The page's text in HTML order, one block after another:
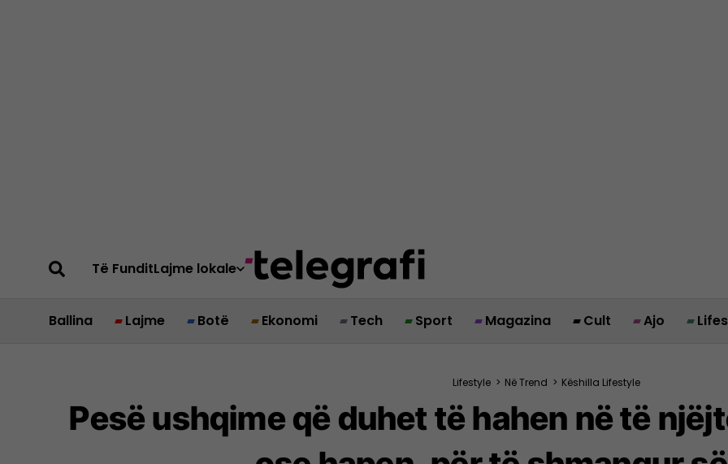
Të FunditLajme lokale
Ballina Lajme Botë Ekonomi Tech Sport Magazina Cult Ajo
Lifestyle > Në Trend > Këshilla Lifestyle
Pesë ushqime që duhet të hahen në të